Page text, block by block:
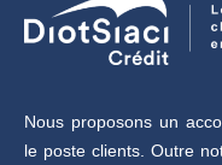
Nous proposons un
le poste clients. Outre